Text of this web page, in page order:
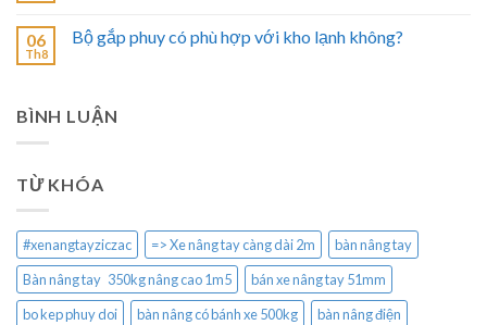
06
Th8
Bộ gắp phuy có phù hợp với kho lạnh không?
BÌNH LUẬN
TỪ KHÓA
#xenangtayziczac => Xe nâng tay càng dài 2m
bàn nâng tay
Bàn nâng tay 350kg nâng cao 1m5
bán xe nâng tay 51mm
bo kep phuy doi
bàn nâng có bánh xe 500kg
bàn nâng điện